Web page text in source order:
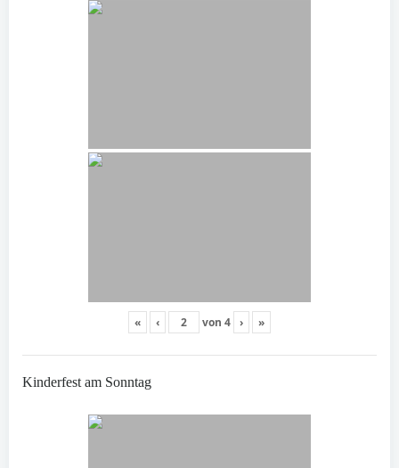
« ‹ von 4 › »
Kinderfest am Sonntag